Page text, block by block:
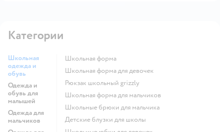
Категории
Школьная
одежда и
обувь
Одежда и
обувь для
малышей
Одежда для
мальчиков
Школьная форма
Школьная форма для девочек
Рюкзак школьный grizzly
Школьная форма для мальчиков
Школьные брюки для мальчика
Детские блузки для школы